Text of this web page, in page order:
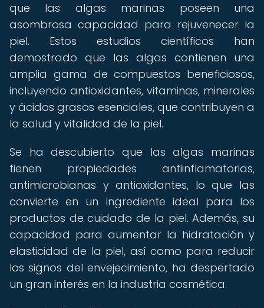
que las algas marinas poseen una
asombrosa capacidad para rejuvenecer la
piel. Estos estudios científicos han
demostrado que las algas contienen una
amplia gama de compuestos beneficiosos,
incluyendo antioxidantes, vitaminas, minerales
y ácidos grasos esenciales, que contribuyen a
la salud y vitalidad de la piel.
Se ha descubierto que las algas marinas
tienen propiedades antiinflamatorias,
antimicrobianas y antioxidantes, lo que las
convierte en un ingrediente ideal para los
productos de cuidado de la piel. Además, su
capacidad para aumentar la hidratación y
elasticidad de la piel, así como para reducir
los signos del envejecimiento, ha despertado
un gran interés en la industria cosmética.